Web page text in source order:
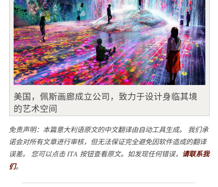
美国，佩斯画廊成立公司，致力于设计身临其境
的艺术空间
免责声明：本篇意大利语原文的中文翻译由自动工具生成。 我们承
诺会对所有文章进行审核，但无法保证完全避免因软件造成的翻译
误差。 您可以点击 ITA 按钮查看原文。如发现任何错误， 请联系我
们。